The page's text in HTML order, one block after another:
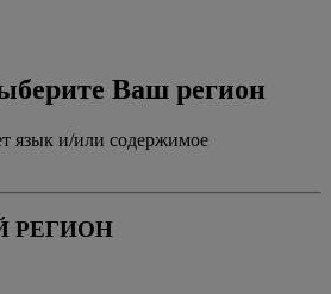
Ваш регион
язык и/или содержимое
РЕГИОН